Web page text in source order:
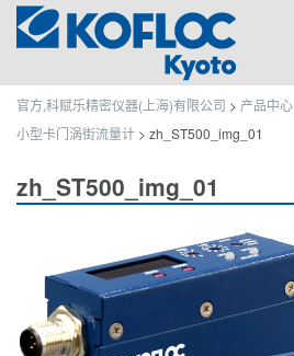
官方,科赋乐精密仪器(上海)有限公司 > 产品中心
小型卡门涡街流量计 > zh_ST500_img_01
zh_ST500_img_01